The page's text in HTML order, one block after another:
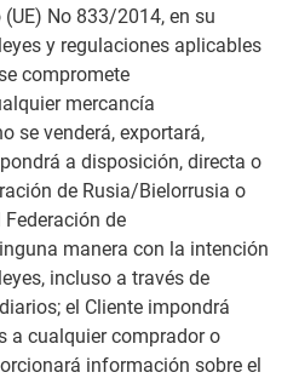
No 833/2014, en su
y regulaciones aplicables
compromete
mercancía
se venderá, exportará,
a disposición, directa o
de Rusia/Bielorrusia o
de
manera con la intención
incluso a través de
el Cliente impondrá
a cualquier comprador o
información sobre el